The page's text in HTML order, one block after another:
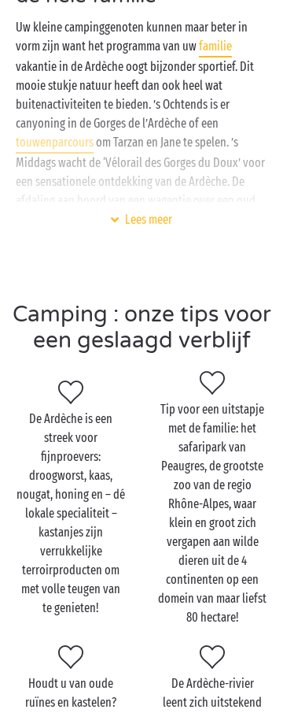
Uw kleine campinggenoten kunnen maar beter in
vorm zijn want het programma van uwfamilie
vakantie in de Ardèche oogt bijzonder sportief. Dit
mooie stukje natuur heeft dan ook heel wat
buitenactiviteiten te bieden. ’s Ochtends is er
canyoning in de Gorges de l’Ardèche of een
touwenparcoursom Tarzan en Jane te spelen. ’s
Middags wacht de ‘Vélorail des Gorges du Doux’ voor
een sensationele ontdekking van de Ardèche. De
afdaling aan boord van een wagentje over een oud
treinspoor gebeurt ... met de kracht van uw benen en
Toe aan een rustige activiteit? Een uitstapje naar het
bos van Païolive dompelt de hele familie onder in
een magische sprookjeswereld. Dit verrassende bos
ideaal om tot rust te komen te midden van de
Jong en oud kan hier tijdens het wandelen zijn
verbeelding aan het werk zetten: wie herkent wat in
deze rotsen? Wie de rijkste verbeelding heeft, wint!
Bezoek de Ardèche met
z'n tweetjes
Uw vakantie in de Ardèche met uw geliefde belooft
superromantisch te worden. Net als de naburige
Provence is ook deze regio, waar de natuur heer en
meester is, bezaaid met pittoreske dorpen en
natuurschoon.
, die de labels
‘Villages de caractère’ en ‘Plus beaux villages de
France’ kregen, verrassen zowel met hun schoonheid
als met hun geschiedenis, net als degrot van Chauvet
Lees meer
Camping : onze tips voor
een geslaagd verblijf
De Ardèche is een
streek voor
fijnproevers:
droogworst, kaas,
nougat, honing en – dé
lokale specialiteit –
kastanjes zijn
verrukkelijke
terroirproducten om
met volle teugen van
te genieten!
Tip voor een uitstapje
met de familie: het
safaripark van
Peaugres, de grootste
zoo van de regio
Rhône-Alpes, waar
klein en groot zich
vergapen aan wilde
dieren uit de 4
continenten op een
domein van maar liefst
80 hectare!
Houdt u van oude
ruïnes en kastelen?
De Ardèche-rivier
leent zich uitstekend